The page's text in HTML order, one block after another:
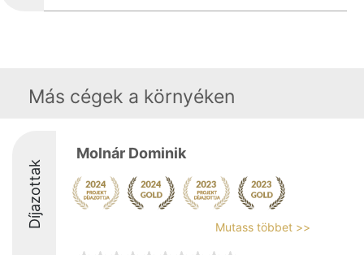
Más cégek a környéken
Díjazottak
Molnár Dominik
Mutass többet >>